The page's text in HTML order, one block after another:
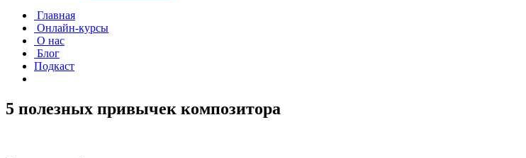
Главная
Онлайн-курсы
О нас
Блог
Подкаст
5 полезных привычек композитора